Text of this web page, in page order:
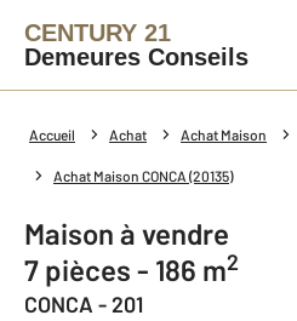
CENTURY 21
Demeures Conseils
Accueil Achat Achat Maison
Achat Maison CONCA (20135)
Maison à vendre
7 pièces - 186 m2
CONCA - 201